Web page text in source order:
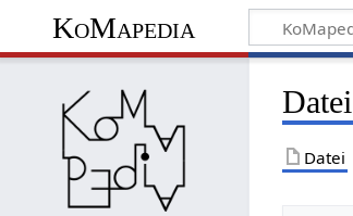
KoMapedia
Datei
Datei